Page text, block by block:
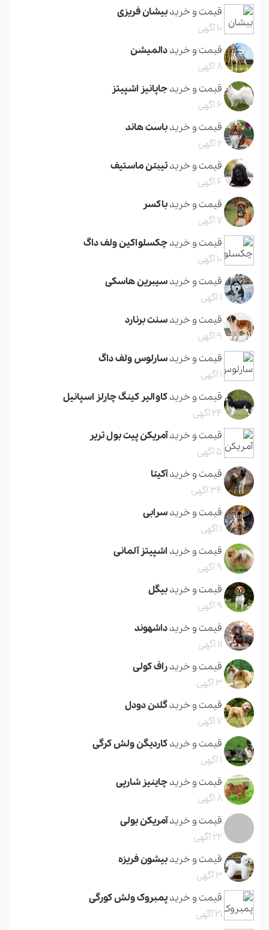
قیمت و خریدبیشان فریزی
10 آگهی
قیمت و خریددالمیشن
8 آگهی
قیمت و خریدجاپانیز اشپیتز
6 آگهی
قیمت و خریدباست هاند
2 آگهی
قیمت و خریدتیبتن ماستیف
6 آگهی
قیمت و خریدباکسر
7 آگهی
قیمت و خریدچکسلواکین ولف داگ
10 آگهی
قیمت و خریدسیبرین هاسکی
1 آگهی
قیمت و خریدسنت برنارد
9 آگهی
قیمت و خریدسارلوس ولف داگ
1 آگهی
قیمت و خریدکاوالیر کینگ چارلز اسپانیل
24 آگهی
قیمت و خریدآمریکن پیت بول تریر
5 آگهی
قیمت و خریدآکیتا
34 آگهی
قیمت و خریدسرابی
1 آگهی
قیمت و خرید اشپیتز آلمانی
9 آگهی
قیمت و خریدبیگل
9 آگهی
قیمت و خریدداشهوند
11 آگهی
قیمت و خریدراف کولی
3 آگهی
قیمت و خریدگلدن دودل
7 آگهی
قیمت و خریدکاردیگن ولش کرگی
1 آگهی
قیمت و خریدچاینیز شارپی
8 آگهی
قیمت و خریدآمریکن بولی
22 آگهی
قیمت و خریدبیشون فریزه
3 آگهی
قیمت و خریدپمبروک ولش کورگی
21 آگهی